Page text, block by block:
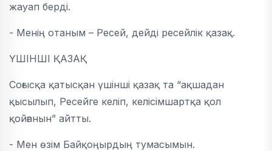
жауап берді.
- Менің отаным – Ресей, дейді ресейлік қазақ.
ҮШІНШІ ҚАЗАҚ
Соғысқа қатысқан үшінші қазақ та “ақшадан
қысылып, Ресейге келіп, келісімшартқа қол
қойғанын” айтты.
- Мен өзім Байқоңырдың тумасымын.